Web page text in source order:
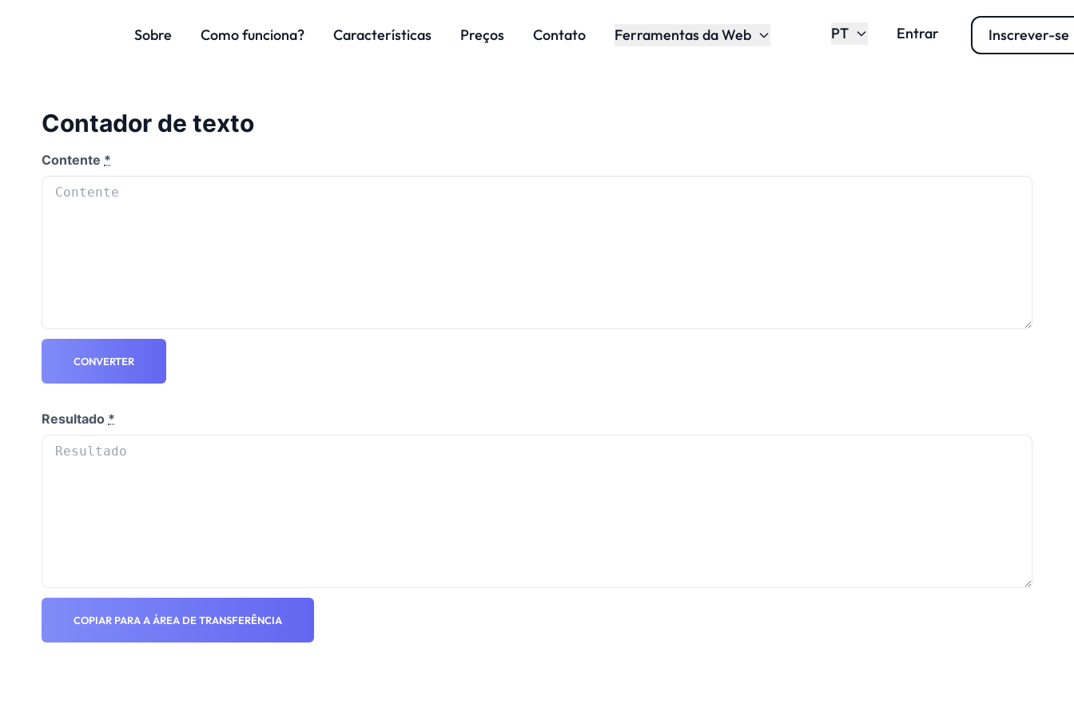
Sobre Como funciona? Características Preços Contato Ferramentas da Web PT Entrar Inscrever-se
Contador de texto
Contente *
CONVERTER
Resultado *
COPIAR PARA A ÁREA DE TRANSFERÊNCIA